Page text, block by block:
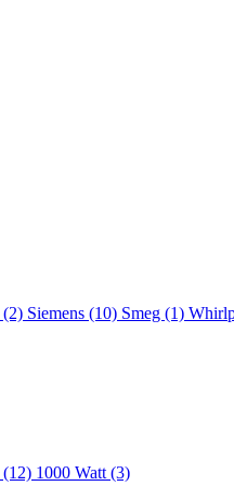
(2) Siemens (10) Smeg (1)
(12) 1000 Watt (3)